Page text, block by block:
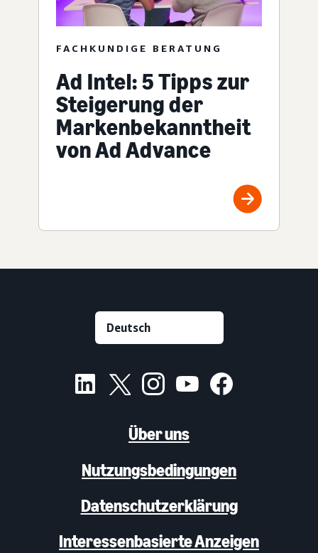
FACHKUNDIGE BERATUNG
Ad Intel: 5 Tipps zur
Steigerung der
Markenbekanntheit
von Ad Advance
Über uns
Nutzungsbedingungen
Datenschutzerklärung
Interessenbasierte Anzeigen